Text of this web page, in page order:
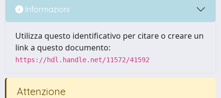
Informazioni
Utilizza questo identificativo per citare o creare un
link a questo documento:
https://hdl.handle.net/11572/41592
Attenzione